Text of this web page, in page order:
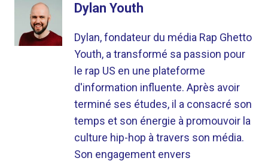
Dylan Youth
Dylan, fondateur du média Rap Ghetto
Youth, a transformé sa passion pour
le rap US en une plateforme
d'information influente. Après avoir
terminé ses études, il a consacré son
temps et son énergie à promouvoir la
culture hip-hop à travers son média.
Son engagement envers